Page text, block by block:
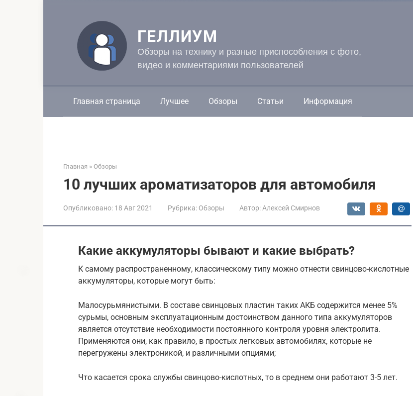
ГЕЛЛИУМ
Обзоры на технику и разные приспособления с фото,
видео и комментариями пользователей
Главная страница Лучшее Обзоры Статьи Информация
Главная » Обзоры
10 лучших ароматизаторов для автомобиля
Опубликовано: 18 Авг 2021 Рубрика: Обзоры Автор: Алексей Смирнов
Какие аккумуляторы бывают и какие выбрать?
К самому распространенному, классическому типу можно отнести свинцово-кислотные
аккумуляторы, которые могут быть:
Малосурьмянистыми. В составе свинцовых пластин таких АКБ содержится менее 5%
сурьмы, основным эксплуатационным достоинством данного типа аккумуляторов
является отсутствие необходимости постоянного контроля уровня электролита.
Применяются они, как правило, в простых легковых автомобилях, которые не
перегружены электроникой, и различными опциями;
Что касается срока службы свинцово-кислотных, то в среднем они работают 3-5 лет.